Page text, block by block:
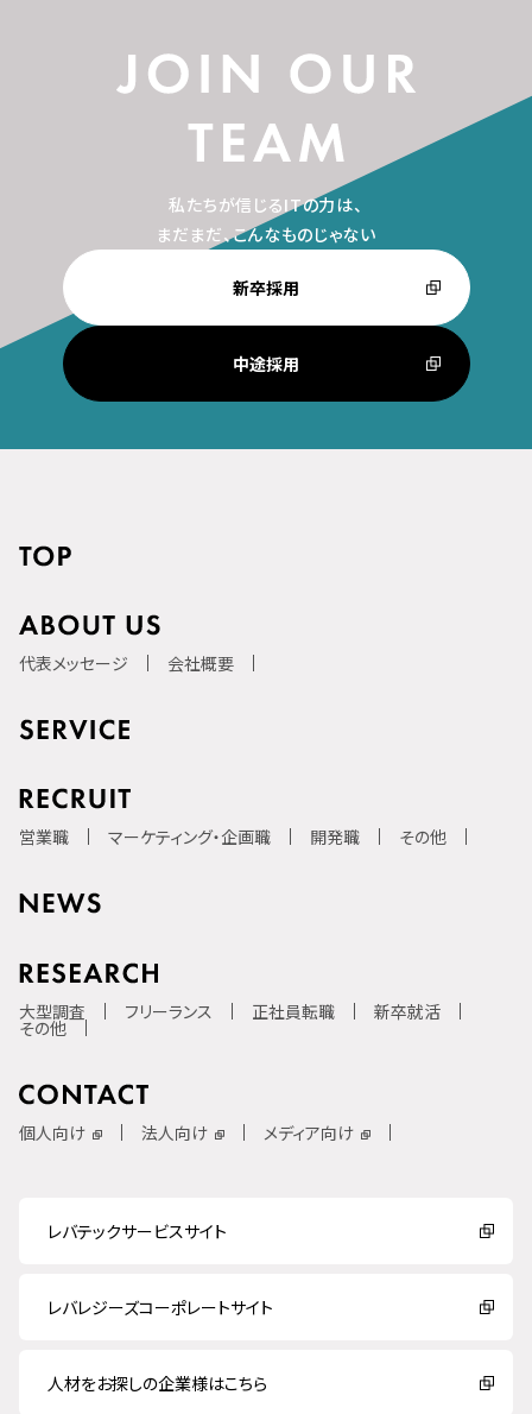
私たちが信じるITの力は、
まだまだ、こんなものじゃない
新卒採用
中途採用
代表メッセージ 会社概要
営業職 マーケティング・企画職 開発職 その他
大型調査 フリーランス 正社員転職 新卒就活
その他
個人向け 法人向け メディア向け
レバテックサービスサイト
レバレジーズコーポレートサイト
人材をお探しの企業様はこちら